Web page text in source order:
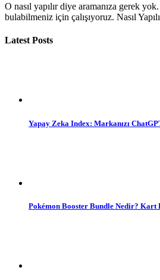
O nasıl yapılır diye aramanıza gerek
bulabilmeniz için çalışıyoruz. Nasıl
Latest Posts
Yapay Zeka Index: Markanızı
Pokémon Booster Bundle Nedir? Kart